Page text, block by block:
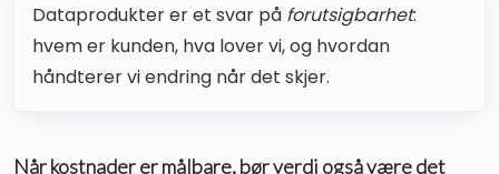
Dataprodukter er et svar på forutsigbarhet:
hvem er kunden, hva lover vi, og hvordan
håndterer vi endring når det skjer.
Når kostnader er målbare, bør verdi også være det